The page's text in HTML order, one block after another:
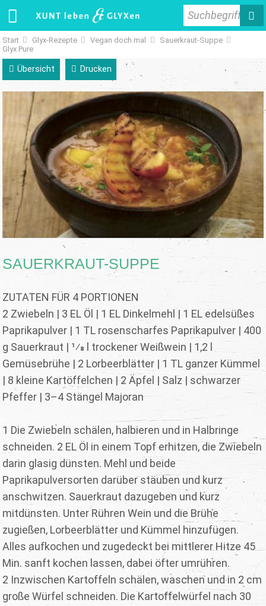
Suchbegriff
Start Glyx-Rezepte Vegan doch mal
Sauerkraut-Suppe
Glyx Pure
Übersicht Drucken
SAUERKRAUT-SUPPE
ZUTATEN FÜR 4 PORTIONEN
2 Zwiebeln | 3 EL Öl | 1 EL Dinkelmehl | 1 EL edelsüßes
Paprikapulver | 1 TL rosenscharfes Paprikapulver | 400
g Sauerkraut | 1⁄8 l trockener Weißwein | 1,2 l
Gemüsebrühe | 2 Lorbeerblätter | 1 TL ganzer Kümmel
| 8 kleine Kartöffelchen | 2 Äpfel | Salz | schwarzer
Pfeffer | 3–4 Stängel Majoran
1 Die Zwiebeln schälen, halbieren und in Halbringe
schneiden. 2 EL Öl in einem Topf erhitzen, die Zwiebeln
darin glasig dünsten. Mehl und beide
Paprikapulversorten darüber stäuben und kurz
anschwitzen. Sauerkraut dazugeben und kurz
mitdünsten. Unter Rühren Wein und die Brühe
zugießen, Lorbeerblätter und Kümmel hinzufügen.
Alles aufkochen und zugedeckt bei mittlerer Hitze 45
Min. sanft kochen lassen, dabei öfter umrühren.
2 Inzwischen Kartoffeln schälen, waschen und in 2 cm
große Würfel schneiden. Die Kartoffelwürfel nach 30